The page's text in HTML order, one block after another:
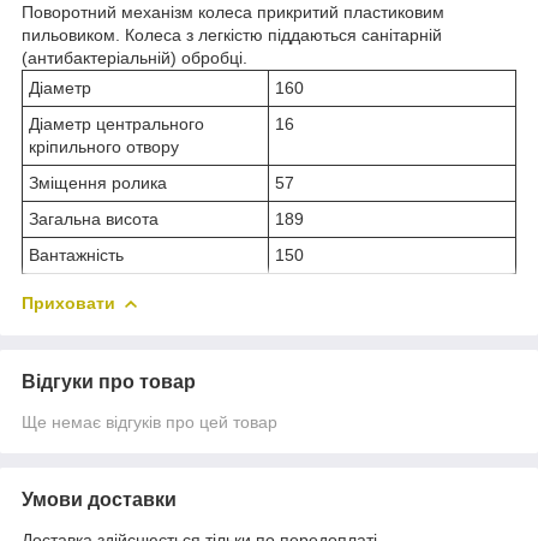
Поворотний механізм колеса прикритий пластиковим
пильовиком. Колеса з легкістю піддаються санітарній
(антибактеріальній) обробці.
Діаметр
160
Діаметр центрального
кріпильного отвору
16
Зміщення ролика
57
Загальна висота
189
Вантажність
150
Приховати
Відгуки про товар
Ще немає відгуків про цей товар
Умови доставки